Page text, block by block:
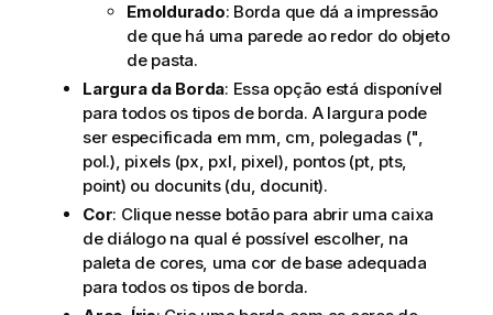
Emoldurado: Borda que dá a impressão
de que há uma parede ao redor do objeto
de pasta.
Largura da Borda: Essa opção está disponível
para todos os tipos de borda. A largura pode
ser especificada em mm, cm, polegadas (",
pol.), pixels (px, pxl, pixel), pontos (pt, pts,
point) ou docunits (du, docunit).
Cor: Clique nesse botão para abrir uma caixa
de diálogo na qual é possível escolher, na
paleta de cores, uma cor de base adequada
para todos os tipos de borda.